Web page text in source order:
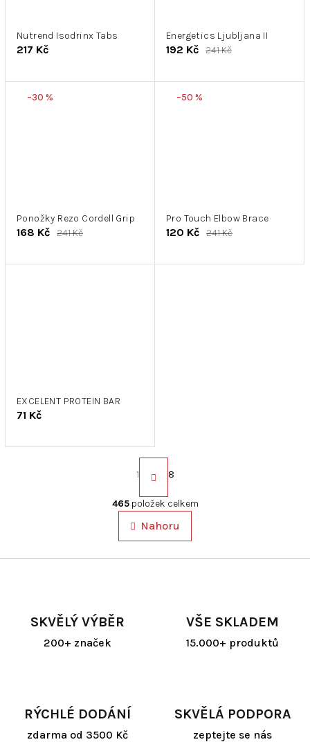
Nutrend Isodrinx Tabs
217 Kč
Energetics Ljubljana II
192 Kč 241 Kč
–30 %
Ponožky Rezo Cordell Grip
168 Kč 241 Kč
–50 %
Pro Touch Elbow Brace
120 Kč 241 Kč
EXCELENT PROTEIN BAR
71 Kč
O
v
l
á
d
S
t
á
n
k
o
á
1 8
465položek celkem
Nahoru
SKVĚLÝ VÝBĚR
200+ značek
VŠE SKLADEM
15.000+ produktů
RÝCHLÉ DODÁNÍ
zdarma od 3500 Kč
SKVĚLÁ PODPORA
zeptejte se nás